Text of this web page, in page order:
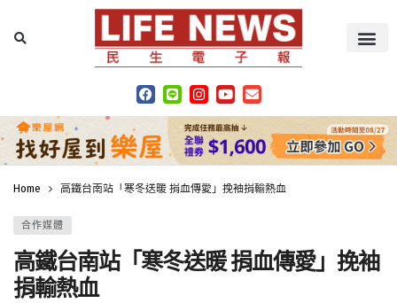
Home 高鐵台南站「寒冬送暖 捐血傳愛」挽袖捐輸熱血
合作媒體
高鐵台南站「寒冬送暖 捐血傳愛」挽袖
捐輸熱血